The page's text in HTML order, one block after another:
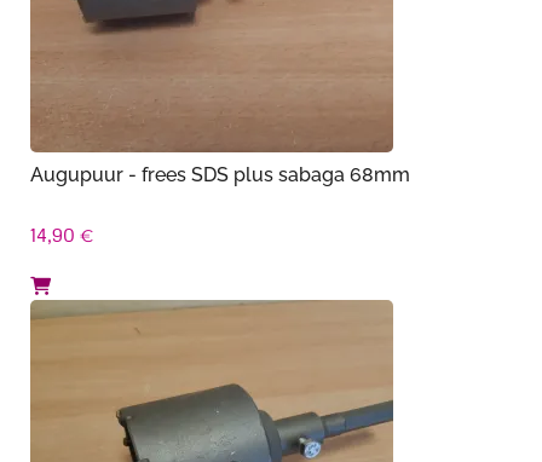
Augupuur - frees SDS plus sabaga 68mm
14,90 €